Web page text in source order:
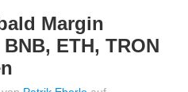
Margin
ETH, TRON